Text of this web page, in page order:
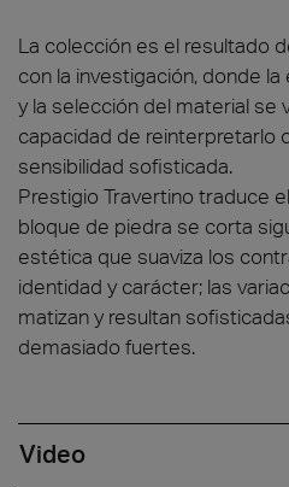
La colección es el resultado
con la investigación, donde
y la selección del material se
capacidad de reinterpretarlo
sensibilidad sofisticada.
Prestigio Travertino traduce
bloque de piedra se corta
estética que suaviza los
identidad y carácter; las
matizan y resultan
demasiado fuertes.
Video